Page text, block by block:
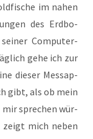
im nahen
des Erd­bo­
sei­ner Com­pu­ter­
gehe ich zur
die­ser Mess­ap­
gibt, als ob mein
mir spre­chen wür­
mich neben